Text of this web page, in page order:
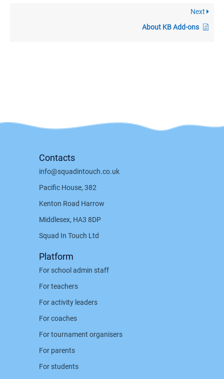
Next
About KB Add-ons
Contacts
info@squadintouch.co.uk
Pacific House, 382
Kenton Road Harrow
Middlesex, HA3 8DP
Squad In Touch Ltd
Platform
For school admin staff
For teachers
For activity leaders
For coaches
For tournament organisers
For parents
For students